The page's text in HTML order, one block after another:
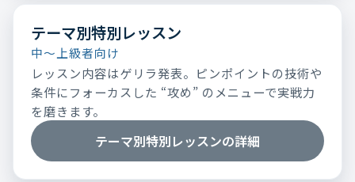
テーマ別特別レッスン
中～上級者向け
レッスン内容はゲリラ発表。ピンポイントの技術や
条件にフォーカスした “攻め” のメニューで実戦力
を磨きます。
テーマ別特別レッスンの詳細